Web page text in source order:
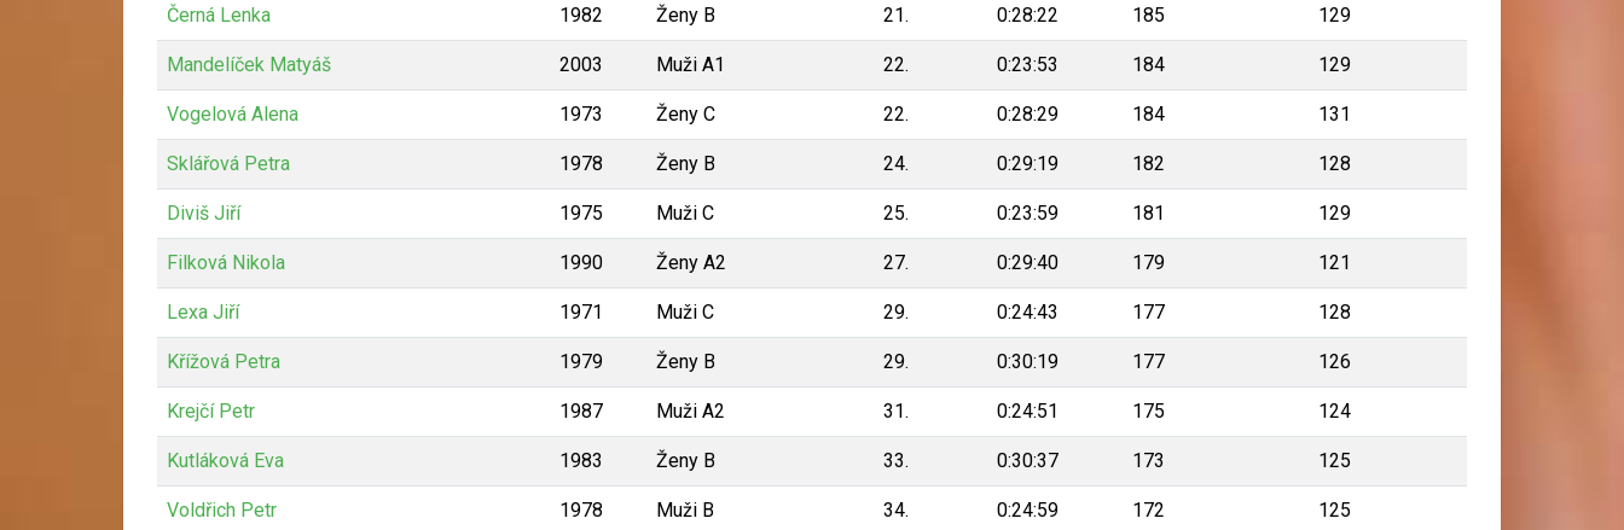
Černá Lenka 1982 Ženy B 21. 0:28:22 185 129
Mandelíček Matyáš 2003 Muži A1 22. 0:23:53 184 129
Vogelová Alena 1973 Ženy C 22. 0:28:29 184 131
Sklářová Petra 1978 Ženy B 24. 0:29:19 182 128
Diviš Jiří 1975 Muži C 25. 0:23:59 181 129
Filková Nikola 1990 Ženy A2 27. 0:29:40 179 121
Lexa Jiří 1971 Muži C 29. 0:24:43 177 128
Křížová Petra 1979 Ženy B 29. 0:30:19 177 126
Krejčí Petr 1987 Muži A2 31. 0:24:51 175 124
Kutláková Eva 1983 Ženy B 33. 0:30:37 173 125
Voldřich Petr 1978 Muži B 34. 0:24:59 172 125